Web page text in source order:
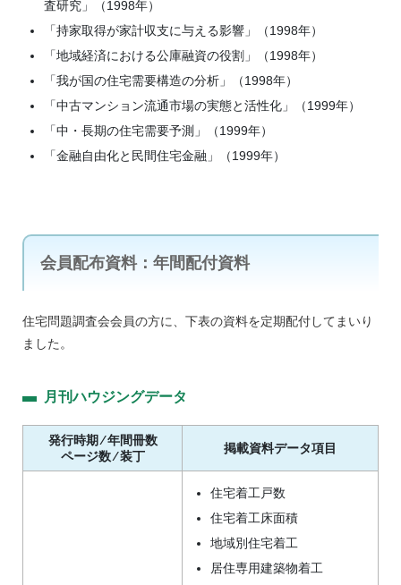
査研究」（1998年）
「持家取得が家計収支に与える影響」（1998年）
「地域経済における公庫融資の役割」（1998年）
「我が国の住宅需要構造の分析」（1998年）
「中古マンション流通市場の実態と活性化」（1999年）
「中・長期の住宅需要予測」（1999年）
「金融自由化と民間住宅金融」（1999年）
会員配布資料：年間配付資料
住宅問題調査会会員の方に、下表の資料を定期配付してまいり
ました。
月刊ハウジングデータ
発行時期 ⁄ 年間冊数
ページ数 ⁄ 装丁
掲載資料データ項目
住宅着工戸数
住宅着工床面積
地域別住宅着工
居住専用建築物着工